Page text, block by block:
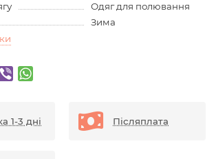
Одяг для полювання
Зима
1-3 дні Післяплата